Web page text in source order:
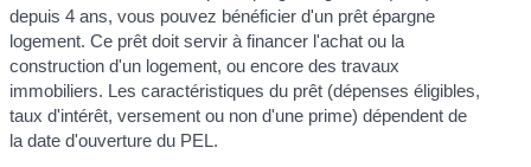
depuis 4 ans, vous pouvez bénéficier d'un prêt épargne
logement. Ce prêt doit servir à financer l'achat ou la
construction d'un logement, ou encore des travaux
immobiliers. Les caractéristiques du prêt (dépenses éligibles,
taux d'intérêt, versement ou non d'une prime) dépendent de
la date d'ouverture du PEL.